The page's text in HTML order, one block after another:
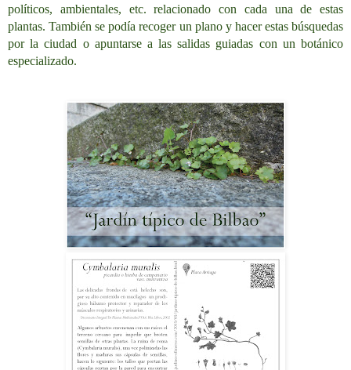
políticos, ambientales, etc. relacionado con cada una de estas
plantas. También se podía recoger un plano y hacer estas búsquedas
por la ciudad o apuntarse a las salidas guiadas con un botánico
especializado.